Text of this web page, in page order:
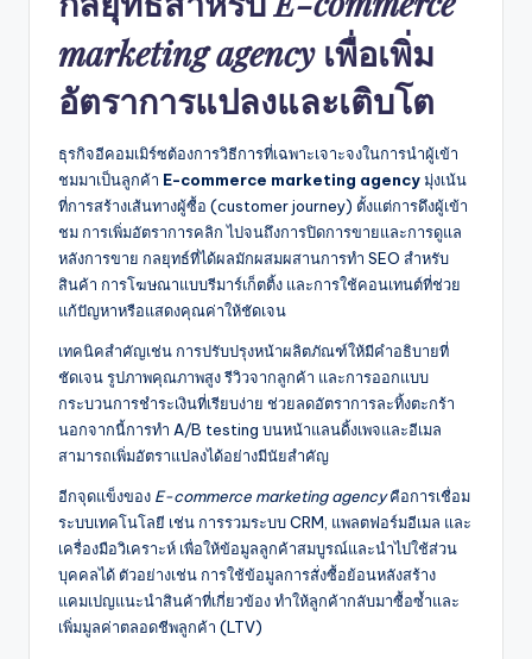
marketing agencyเพื่อเพิ่ม
อัตราการแปลงและเติบโต
ธุรกิจอีคอมเมิร์ซต้องการวิธีการที่เฉพาะเจาะจงในการนำผู้เข้า
ชมมาเป็นลูกค้า E-commerce marketing agencyมุ่งเน้น
ที่การสร้างเส้นทางผู้ซื้อ (customer journey) ตั้งแต่การดึงผู้เข้า
ชม การเพิ่มอัตราการคลิก ไปจนถึงการปิดการขายและการดูแล
หลังการขาย กลยุทธ์ที่ได้ผลมักผสมผสานการทำ SEO สำหรับ
สินค้า การโฆษณาแบบรีมาร์เก็ตติ้ง และการใช้คอนเทนต์ที่ช่วย
แก้ปัญหาหรือแสดงคุณค่าให้ชัดเจน
เทคนิคสำคัญเช่น การปรับปรุงหน้าผลิตภัณฑ์ให้มีคำอธิบายที่
ชัดเจน รูปภาพคุณภาพสูง รีวิวจากลูกค้า และการออกแบบ
กระบวนการชำระเงินที่เรียบง่าย ช่วยลดอัตราการละทิ้งตะกร้า
นอกจากนี้การทำ A/B testing บนหน้าแลนดิ้งเพจและอีเมล
สามารถเพิ่มอัตราแปลงได้อย่างมีนัยสำคัญ
อีกจุดแข็งของ E-commerce marketing agencyคือการเชื่อม
ระบบเทคโนโลยี เช่น การรวมระบบ CRM, แพลตฟอร์มอีเมล และ
เครื่องมือวิเคราะห์ เพื่อให้ข้อมูลลูกค้าสมบูรณ์และนำไปใช้ส่วน
บุคคลได้ ตัวอย่างเช่น การใช้ข้อมูลการสั่งซื้อย้อนหลังสร้าง
แคมเปญแนะนำสินค้าที่เกี่ยวข้อง ทำให้ลูกค้ากลับมาซื้อซ้ำและ
เพิ่มมูลค่าตลอดชีพลูกค้า (LTV)